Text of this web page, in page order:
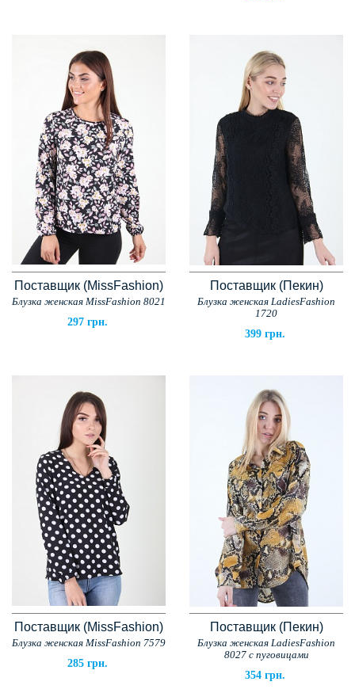
Поставщик (MissFashion)
Блузка женская MissFashion 8021
297 грн.
Поставщик (Пекин)
Блузка женская LadiesFashion
1720
399 грн.
Поставщик (MissFashion)
Блузка женская MissFashion 7579
285 грн.
Поставщик (Пекин)
Блузка женская LadiesFashion
8027 с пуговицами
354 грн.